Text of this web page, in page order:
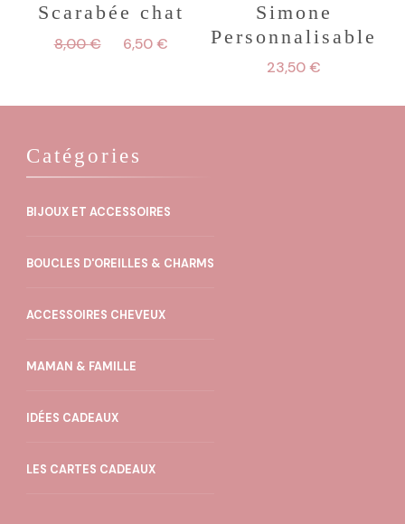
être
choisies
sur
la
Scarabée chat
8,00€
Le
était :
6,50€
est :
Simone
Personnalisable
23,50€
Catégories
BIJOUX ET ACCESSOIRES
BOUCLES D'OREILLES & CHARMS
ACCESSOIRES CHEVEUX
MAMAN & FAMILLE
IDÉES CADEAUX
LES CARTES CADEAUX